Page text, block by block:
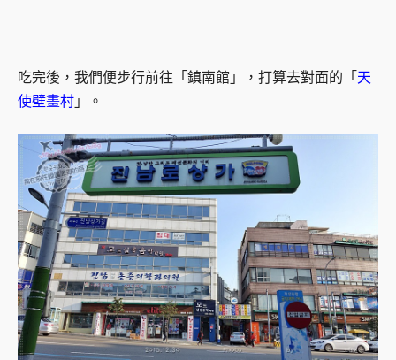
吃完後，我們便步行前往「鎮南館」，打算去對面的「 天
使壁畫村 」。